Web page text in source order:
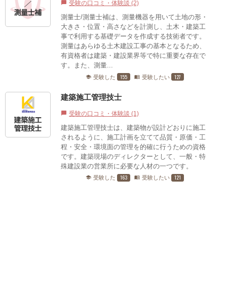
chat_bubble 受験の口コミ・体験談 (2)
測量士/測量士補は、測量機器を用いて土地の形・
大きさ・位置・高さなどを計測し、土木・建築工
事で利用する基礎データを作成する技術者です。
測量はあらゆる土木建設工事の基本となるため、
有資格者は建築・建設業界等で特に重要な存在で
す。また、測量...
school 受験した 155 menu_book 受験したい 127
建築施工管理技士
chat_bubble 受験の口コミ・体験談 (1)
建築施工管理技士は、建築物が設計どおりに施工
されるように、施工計画を立てて品質・原価・工
程・安全・環境面の管理を的確に行うための資格
です。建築現場のディレクターとして、一般・特
殊建設業の営業所に必要な人材の一つです。
school 受験した 163 menu_book 受験したい 121